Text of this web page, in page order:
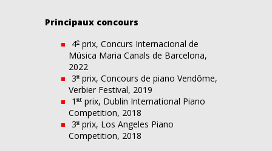
Principaux concours
4eprix, Concurs Internacional de
Música Maria Canals de Barcelona,
2022
3eprix, Concours de piano Vendôme,
Verbier Festival, 2019
1erprix, Dublin International Piano
Competition, 2018
3eprix, Los Angeles Piano
Competition, 2018